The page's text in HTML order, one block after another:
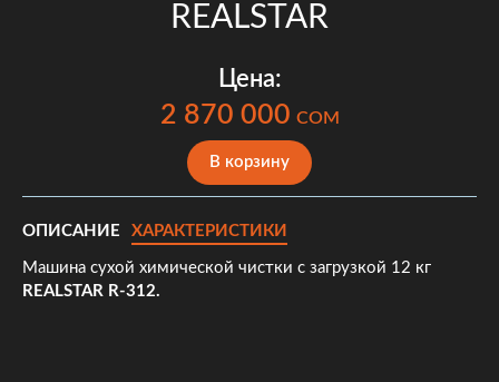
REALSTAR
Цена:
2 870 000 COM
В корзину
ОПИСАНИЕ ХАРАКТЕРИСТИКИ
Машина сухой химической чистки с загрузкой 12 кг
REALSTAR R-312.